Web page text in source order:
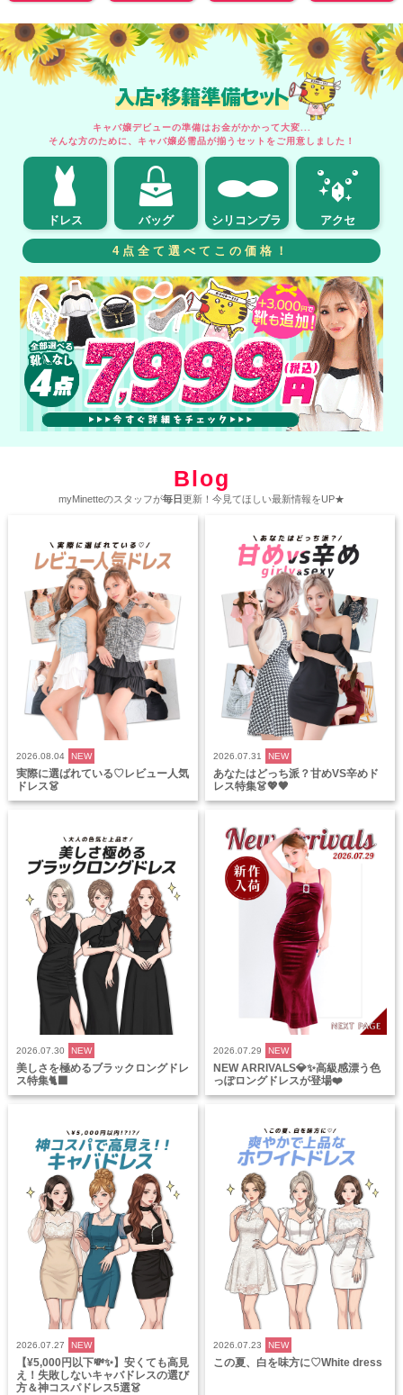
入店・移籍準備セット
キャバ嬢デビューの準備はお金がかかって大変...
そんな方のために、キャバ嬢必需品が揃うセットをご用意しました！
ドレス バッグ シリコンブラ アクセ
4点全て選べてこの価格！
Blog
myMinetteのスタッフが毎日 更新！今見てほしい最新情報をUP★
2026.08.04 NEW
実際に選ばれている♡レビュー人気
ドレス👗
2026.07.31 NEW
あなたはどっち派？甘めVS辛めド
レス特集👗💖🖤
2026.07.30 NEW
美しさを極めるブラックロングドレ
ス特集🐈‍⬛
2026.07.29 NEW
NEW ARRIVALS💎✨高級感漂う色
っぽロングドレスが登場❤️
2026.07.27 NEW
【¥5,000円以下💸✨】安くても高見
え！失敗しないキャバドレスの選び
方＆神コスパドレス5選👗
2026.07.23 NEW
この夏、白を味方に♡White dress